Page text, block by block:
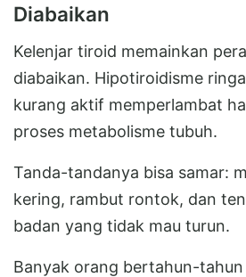
Diabaikan
Kelenjar tiroid memainkan
diabaikan. Hipotiroidisme
kurang aktif memperlambat
proses metabolisme tubuh.
Tanda-tandanya bisa samar:
kering, rambut rontok, dan
badan yang tidak mau turun.
Banyak orang bertahun-